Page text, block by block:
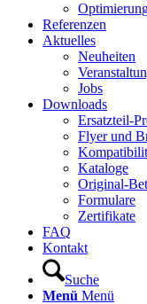
Referenzen
Aktuelles
Neuheiten
Jobs
Downloads
Ersatzteil-
Flyer und
Kataloge
Original-
Formulare
Zertifikate
FAQ
Kontakt
Suche
Menü Menü